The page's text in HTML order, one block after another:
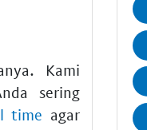
Kami
sering
time agar